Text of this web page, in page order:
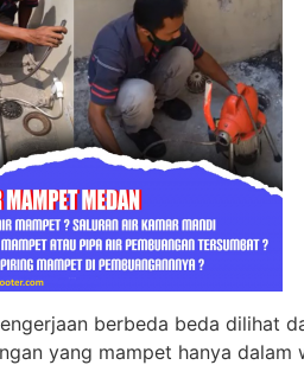
berbeda beda dilihat
yang mampet hanya